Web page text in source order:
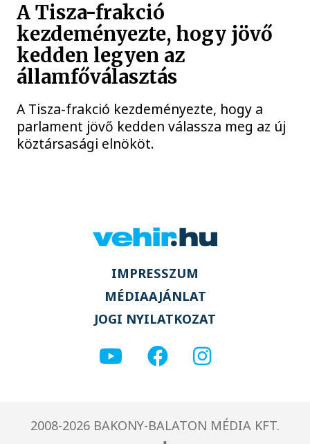
A Tisza-frakció
kezdeményezte, hogy jövő
kedden legyen az
államfőválasztás
A Tisza-frakció kezdeményezte, hogy a
parlament jövő kedden válassza meg az új
köztársasági elnököt.
IMPRESSZUM
MÉDIAAJÁNLAT
JOGI NYILATKOZAT
2008-2026 BAKONY-BALATON MÉDIA KFT.